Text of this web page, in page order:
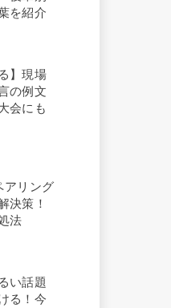
を紹介
】現場
の例文
会にも
アリング
決策！
法
い話題
る！今